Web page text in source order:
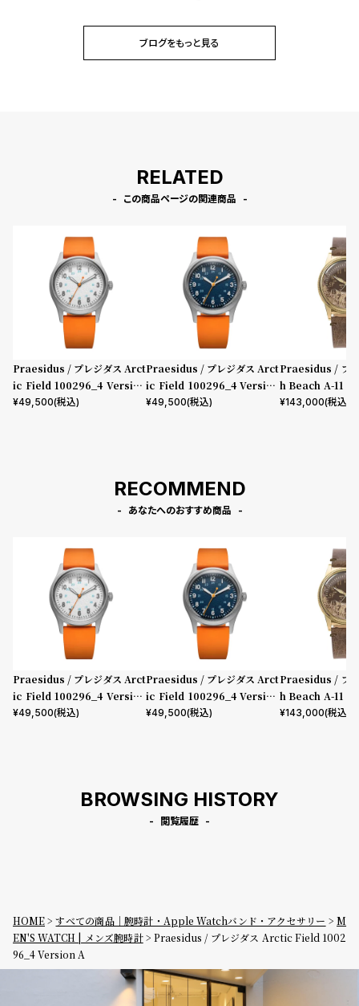
ブログをもっと見る
RELATED
この商品ページの関連商品
Praesidus / プレジダス Arct
ic Field 100296_4 Version
B
¥49,500(税込)
Praesidus / プレジダス Arct
ic Field 100296_4 Version
C
¥49,500(税込)
Praesidus / プ
h Beach A-11
n Leather
¥143,000(税込)
RECOMMEND
あなたへのおすすめ商品
Praesidus / プレジダス Arct
ic Field 100296_4 Version
B
¥49,500(税込)
Praesidus / プレジダス Arct
ic Field 100296_4 Version
C
¥49,500(税込)
Praesidus / プ
h Beach A-11
n Leather
¥143,000(税込)
BROWSING HISTORY
閲覧履歴
HOME すべての商品｜腕時計・Apple Watchバンド・アクセサリー
M
EN'S WATCH | メンズ腕時計
Praesidus / プレジダス Arctic Field 1002
96_4 Version A